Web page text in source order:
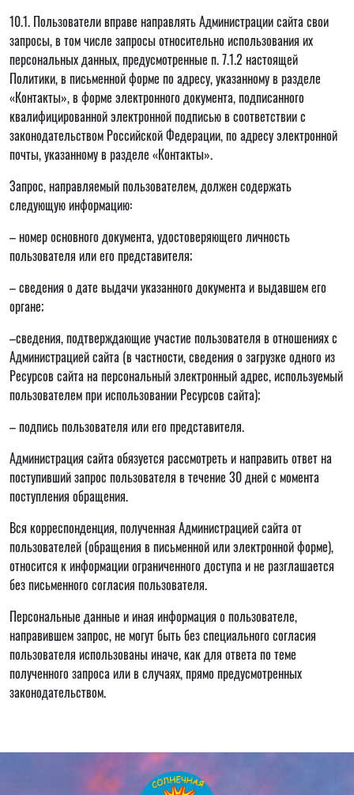
10.1. Пользователи вправе направлять Администрации сайта свои
запросы, в том числе запросы относительно использования их
персональных данных, предусмотренные п. 7.1.2 настоящей
Политики, в письменной форме по адресу, указанному в разделе
«Контакты», в форме электронного документа, подписанного
квалифицированной электронной подписью в соответствии с
законодательством Российской Федерации, по адресу электронной
почты, указанному в разделе «Контакты».
Запрос, направляемый пользователем, должен содержать
следующую информацию:
– номер основного документа, удостоверяющего личность
пользователя или его представителя;
– сведения о дате выдачи указанного документа и выдавшем его
органе;
–сведения, подтверждающие участие пользователя в отношениях с
Администрацией сайта (в частности, сведения о загрузке одного из
Ресурсов сайта на персональный электронный адрес, используемый
пользователем при использовании Ресурсов сайта);
– подпись пользователя или его представителя.
Администрация сайта обязуется рассмотреть и направить ответ на
поступивший запрос пользователя в течение 30 дней с момента
поступления обращения.
Вся корреспонденция, полученная Администрацией сайта от
пользователей (обращения в письменной или электронной форме),
относится к информации ограниченного доступа и не разглашается
без письменного согласия пользователя.
Персональные данные и иная информация о пользователе,
направившем запрос, не могут быть без специального согласия
пользователя использованы иначе, как для ответа по теме
полученного запроса или в случаях, прямо предусмотренных
законодательством.